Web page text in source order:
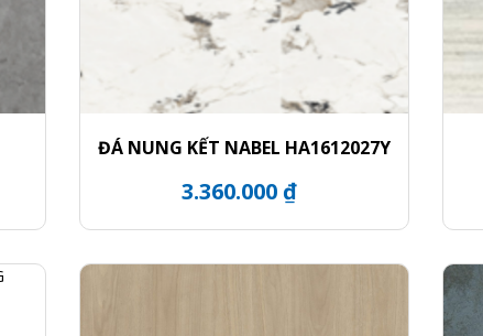
ĐÁ NUNG KẾT NABEL HA1612027Y
3.360.000 ₫